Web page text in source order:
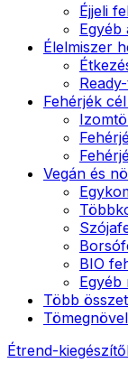
Éjjeli
Egyéb
Élelmiszer
Fehérjék
Vegán és
BIO
Egyéb
Több
Étrend-